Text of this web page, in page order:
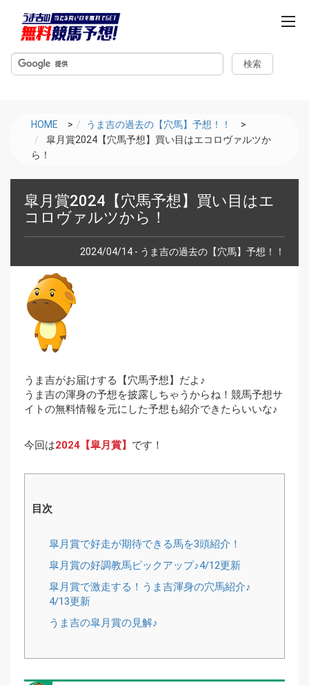
m
e
HOME > うま吉の過去の【穴馬】予想！！
>
皐月賞2024【穴馬予想】買い目はエコロヴァルツか
ら！
皐月賞2024【穴馬予想】買い目はエ
コロヴァルツから！
2024/04/14 - うま吉の過去の【穴馬】予想！！
うま吉がお届けする【穴馬予想】だよ♪
うま吉の渾身の予想を披露しちゃうからね！競馬予想サ
イトの無料情報を元にした予想も紹介できたらいいな♪
今回は2024【皐月賞】 です！
目次
皐月賞で好走が期待できる馬を3頭紹介！
皐月賞の好調教馬ピックアップ♪4/12更新
皐月賞で激走する！うま吉渾身の穴馬紹介♪
4/13更新
うま吉の皐月賞の見解♪